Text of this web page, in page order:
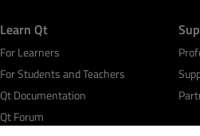
Learn Qt
For Learners
For Students and Teachers
Qt Documentation
Qt Forum